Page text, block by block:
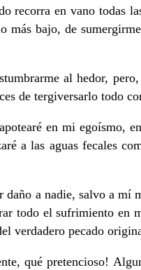
recorra en vano todas
bajo, de
al hedor,
de tergiversarlo todo
en mi
a las aguas fecales
a nadie, salvo a
todo el sufrimiento en
verdadero pecado
qué pretencioso!